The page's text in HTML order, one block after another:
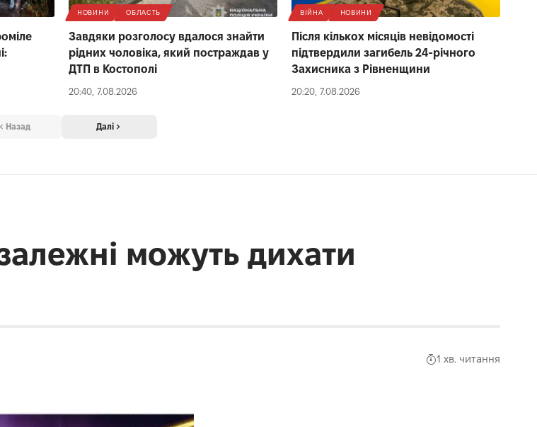
НОВИНИ ОБЛАСТЬ
Завдяки розголосу вдалося знайти
рідних чоловіка, який постраждав у
ДТП в Костополі
20:40, 7.08.2026
ВІЙНА НОВИНИ
Після кількох місяців невідомості
підтвердили загибель 24-річного
Захисника з Рівненщини
20:20, 7.08.2026
Назад Далі
можуть дихати
1 хв. читання